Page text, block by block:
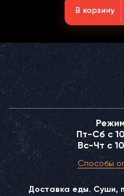
В корзину
Доставка еды. Суши,
Пт-Сб с
Вс-Чт с
Способы